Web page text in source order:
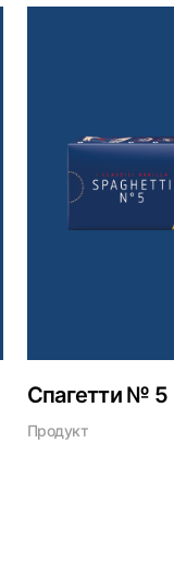
Спагетти № 5
Продукт